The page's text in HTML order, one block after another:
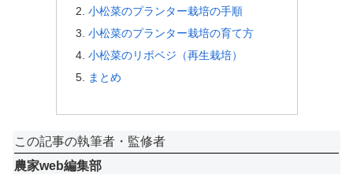
小松菜のプランター栽培の手順
小松菜のプランター栽培の育て方
小松菜のリボベジ（再生栽培）
まとめ
この記事の執筆者・監修者
農家web編集部